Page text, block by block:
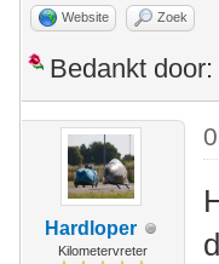
Website Zoek
Bedankt door:
Hardloper
Kilometervreter